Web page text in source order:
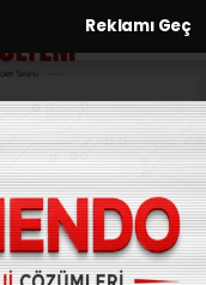
Reklamı Geç
eğitimi
Güncelleme: 31.08.2024